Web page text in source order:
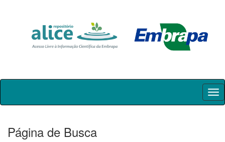
Skip
Página de Busca